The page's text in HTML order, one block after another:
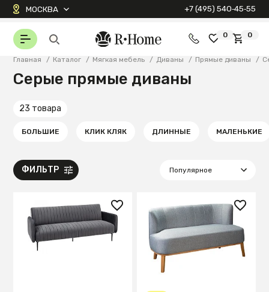
МОСКВА +7 (495) 540‑45‑55
0 0
Главная / Каталог / Мягкая мебель / Диваны / Прямые диваны /
Серые прямые диваны
23 товара
БОЛЬШИЕ КЛИК КЛЯК ДЛИННЫЕ МАЛЕНЬКИЕ
ФИЛЬТР